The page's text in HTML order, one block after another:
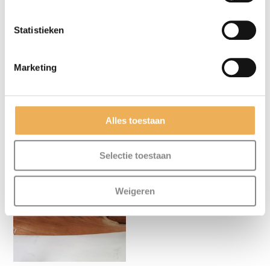
Statistieken
Marketing
Alles toestaan
Selectie toestaan
Weigeren
STUK
BLOEMMAHONIE L
114 CM X B 41 CM €
38.95 PM2
€43.76